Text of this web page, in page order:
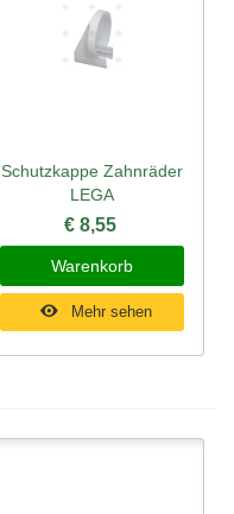
Schutzkappe Zahnräder
LEGA
€ 8,55
Warenkorb
Mehr sehen